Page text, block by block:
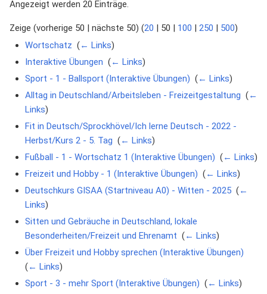
Angezeigt werden 20 Einträge.
Zeige (vorherige 50 nächste 50) (20 50 100 250 500)
Wortschatz (← Links)
Interaktive Übungen (← Links)
Sport - 1 - Ballsport (Interaktive Übungen) (← Links)
Alltag in Deutschland/Arbeitsleben - Freizeitgestaltung (←
Links)
Fit in Deutsch/Sprockhövel/Ich lerne Deutsch - 2022 -
Herbst/Kurs 2 - 5. Tag (← Links)
Fußball - 1 - Wortschatz 1 (Interaktive Übungen) (← Links)
Freizeit und Hobby - 1 (Interaktive Übungen) (← Links)
Deutschkurs GISAA (Startniveau A0) - Witten - 2025‎ (←
Links)
Sitten und Gebräuche in Deutschland, lokale
Besonderheiten/Freizeit und Ehrenamt (← Links)
Über Freizeit und Hobby sprechen (Interaktive Übungen)
(← Links)
Sport - 3 - mehr Sport (Interaktive Übungen) (← Links)